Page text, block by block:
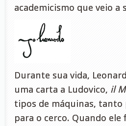
academicismo que veio a
Durante sua vida,
uma carta a Ludovico, il
tipos de máquinas, tanto
para o cerco. Quando